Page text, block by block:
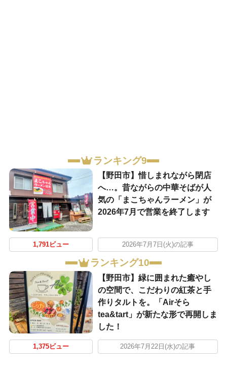
ランキング9
【野田市】惜しまれながら閉店
へ…。昔ながらの中華そばが人
気の「まこちゃんラーメン」が
2026年7月で営業を終了します
1,791ビュー 2026年7月7日(火)の記事
ランキング10
【野田市】緑に囲まれた癒やし
の空間で、こだわりの紅茶と手
作りタルトを。「Airそら
tea&tart」が新たな形で再開しま
した！
1,375ビュー 2026年7月22日(水)の記事